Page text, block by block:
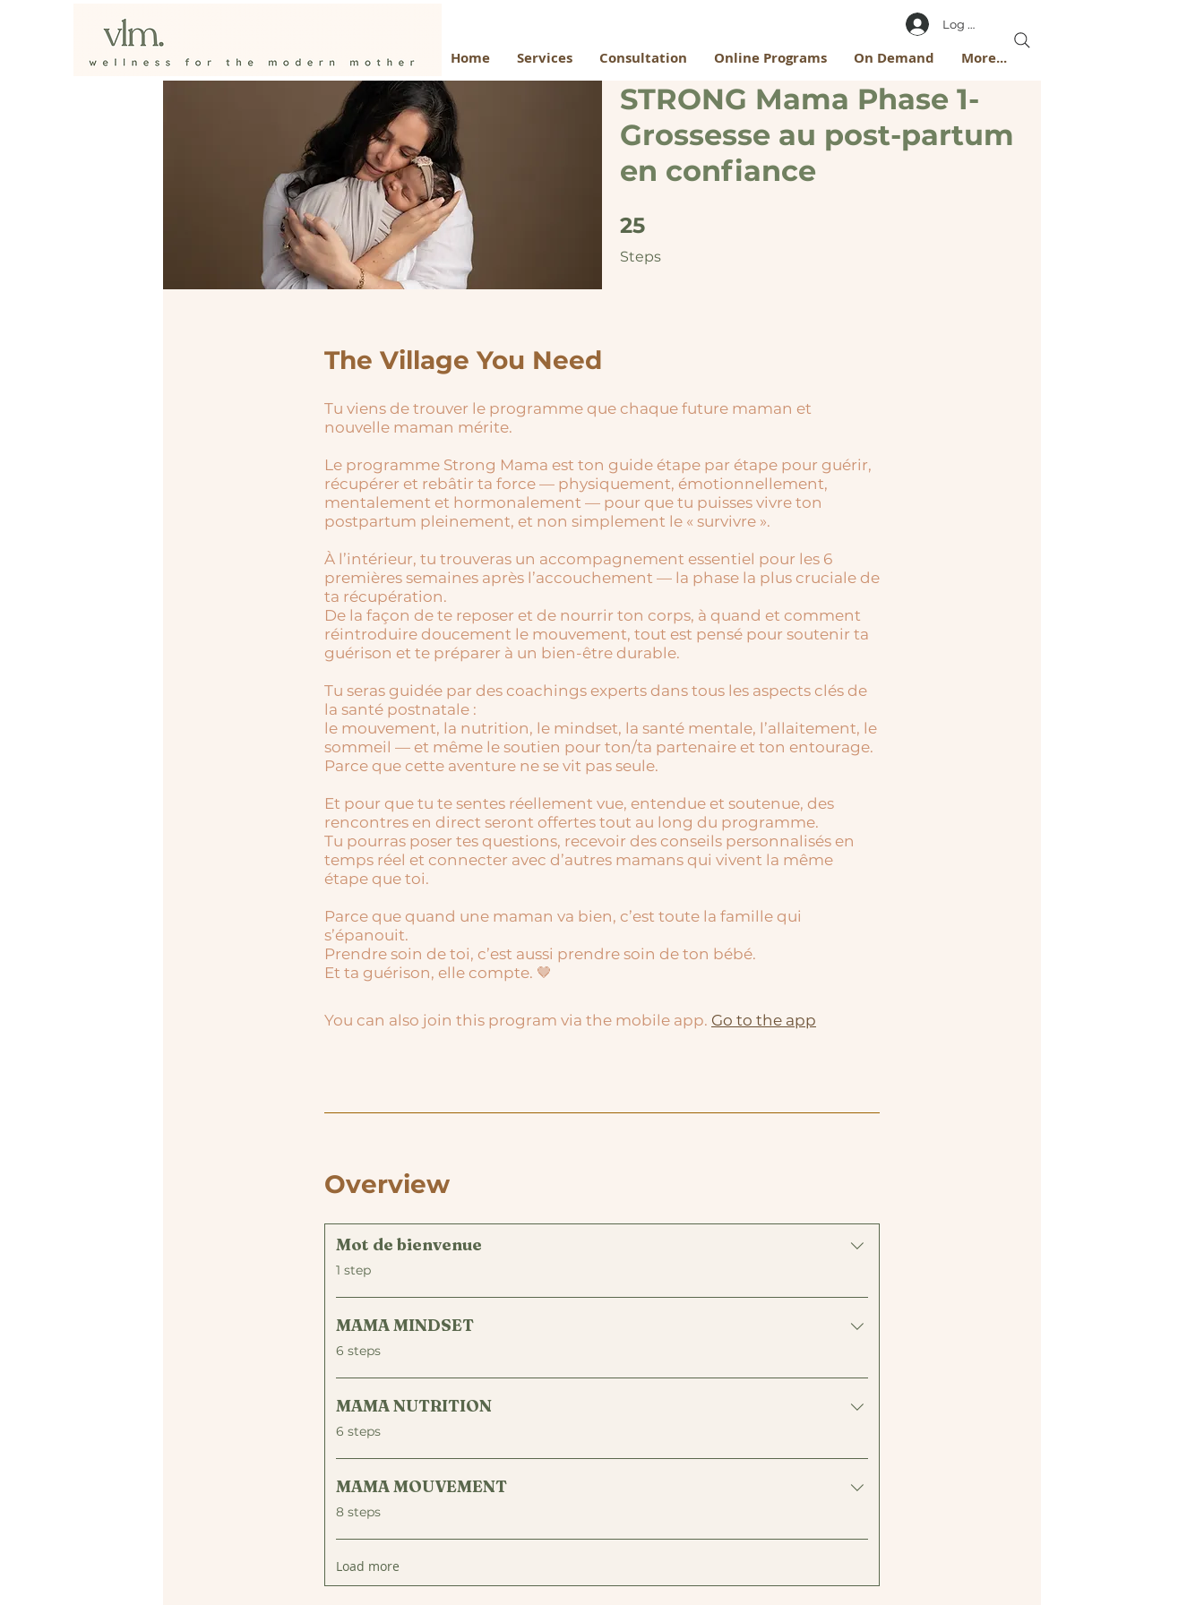
Log In
Home Services Consultation Online Programs On Demand More...
STRONG Mama Phase 1-
Grossesse au post-partum
en confiance
25
Steps
The Village You Need
Tu viens de trouver le programme que chaque future maman et
nouvelle maman mérite.
Le programme Strong Mama est ton guide étape par étape pour guérir,
récupérer et rebâtir ta force — physiquement, émotionnellement,
mentalement et hormonalement — pour que tu puisses vivre ton
postpartum pleinement, et non simplement le « survivre ».
À l’intérieur, tu trouveras un accompagnement essentiel pour les 6
premières semaines après l’accouchement — la phase la plus cruciale de
ta récupération.
De la façon de te reposer et de nourrir ton corps, à quand et comment
réintroduire doucement le mouvement, tout est pensé pour soutenir ta
guérison et te préparer à un bien-être durable.
Tu seras guidée par des coachings experts dans tous les aspects clés de
la santé postnatale :
le mouvement, la nutrition, le mindset, la santé mentale, l’allaitement, le
sommeil — et même le soutien pour ton/ta partenaire et ton entourage.
Parce que cette aventure ne se vit pas seule.
Et pour que tu te sentes réellement vue, entendue et soutenue, des
rencontres en direct seront offertes tout au long du programme.
Tu pourras poser tes questions, recevoir des conseils personnalisés en
temps réel et connecter avec d’autres mamans qui vivent la même
étape que toi.
Parce que quand une maman va bien, c’est toute la famille qui
s’épanouit.
Prendre soin de toi, c’est aussi prendre soin de ton bébé.
Et ta guérison, elle compte. 🤎
You can also join this program via the mobile app. Go to the app
Overview
Mot de bienvenue
.1 step
MAMA MINDSET
.
6 steps
MAMA NUTRITION
.
6 steps
MAMA MOUVEMENT
.
8 steps
Load more